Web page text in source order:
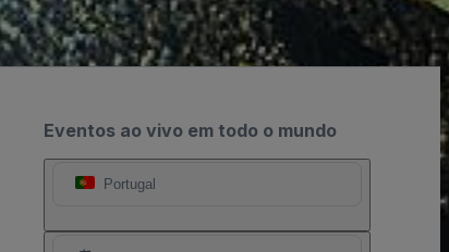
Eventos ao vivo em todo o mundo
Portugal